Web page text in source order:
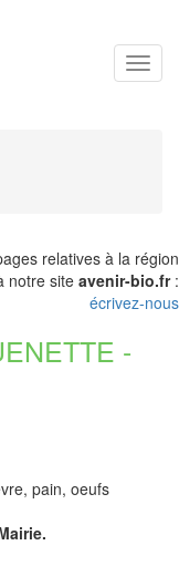
relatives à la région
notre site avenir-bio.fr:
écrivez-nous
-
pain, oeufs